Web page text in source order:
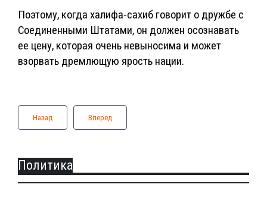
Поэтому, когда халифа-сахиб говорит о дружбе с
Соединенными Штатами, он должен осознавать
ее цену, которая очень невыносима и может
взорвать дремлющую ярость нации.
Назад Вперед
Политика